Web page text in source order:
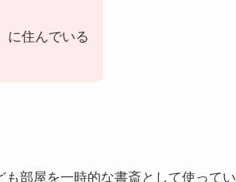
に住んでいる
部屋を一時的な書斎として使ってい